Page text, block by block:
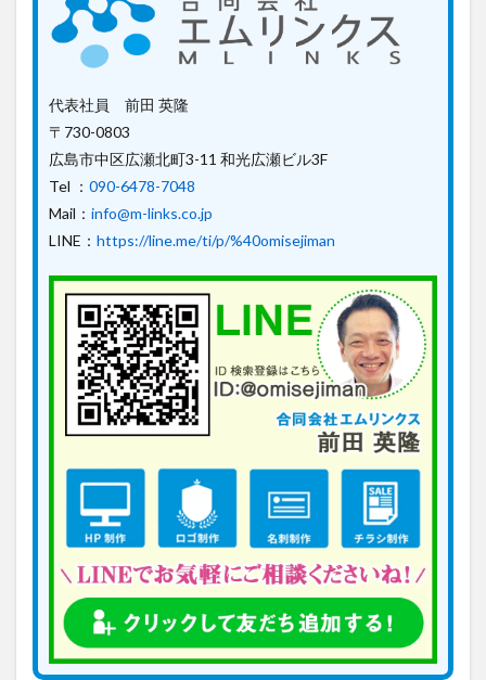
代表社員 前田 英隆
〒730-0803
広島市中区広瀬北町3-11 和光広瀬ビル3F
Tel ： 090-6478-7048
Mail： info@m-links.co.jp
LINE： https://line.me/ti/p/%40omisejiman